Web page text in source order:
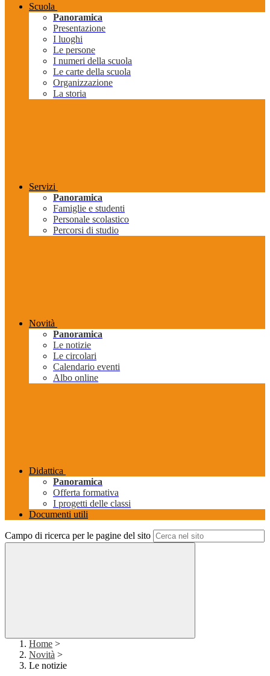
Scuola
Panoramica
Presentazione
I luoghi
Le persone
I numeri della scuola
Le carte della scuola
Organizzazione
La storia
Servizi
Panoramica
Famiglie e studenti
Personale scolastico
Percorsi di studio
Novità
Panoramica
Le notizie
Le circolari
Calendario eventi
Albo online
Didattica
Panoramica
Offerta formativa
I progetti delle classi
Documenti utili
Campo di ricerca per le pagine del sito
Home >
Novità >
Le notizie